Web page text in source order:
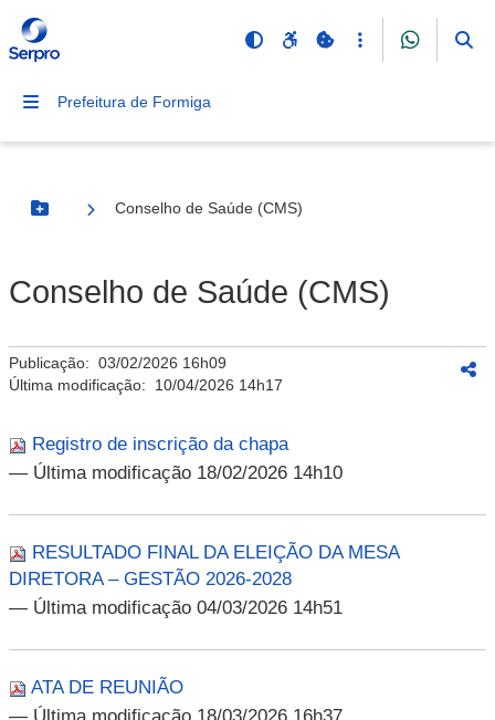
Prefeitura de Formiga
Botão Menu
Conselho de Saúde (CMS)
Conselho de Saúde (CMS)
Publicação: 03/02/2026 16h09
Última modificação: 10/04/2026 14h17
Registro de inscrição da chapa
— Última modificação 18/02/2026 14h10
RESULTADO FINAL DA ELEIÇÃO DA MESA
DIRETORA – GESTÃO 2026-2028
— Última modificação 04/03/2026 14h51
ATA DE REUNIÃO